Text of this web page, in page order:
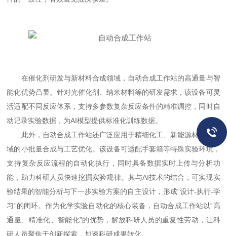
在催化剂研发与新材料合成领域，自动合成工作站的高通量与智
能化优势凸显。针对光催化剂、纳米材料等的研发需求，该设备可灵
活适配不同反应体系，支持多参数复杂反应条件的精准调控，同时自
动记录实验数据，为AI模型提供标准化训练数据。
此外，自动合成工作站还广泛应用于精细化工、新能源材料等领
域的小批量合成与工艺优化。该设备可适配手套箱等特殊实验环境，
支持复杂反应流程的自动化执行，同时具备数据实时上传与分析功
能，助力科研人员快速挖掘实验规律。其与AI技术的结合，可实现实
验结果的智能分析与下一步实验方案的自主设计，形成“设计-执行-学
习”的闭环。作为化学实验自动化的核心装备，自动合成工作站以“高
通量、精准化、智能化”的优势，解放科研人员的重复性劳动，让科
研人员聚焦于创新探索，加速科研成果转化。